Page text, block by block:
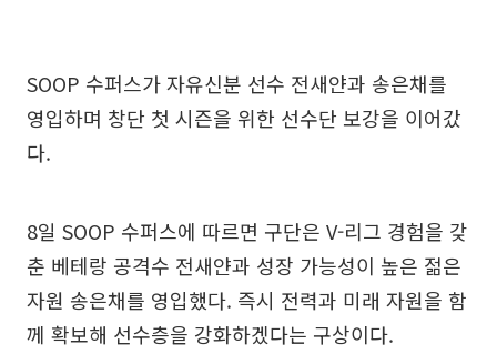
SOOP 수퍼스가 자유신분 선수 전새얀과 송은채를
영입하며 창단 첫 시즌을 위한 선수단 보강을 이어갔
다.
8일 SOOP 수퍼스에 따르면 구단은 V-리그 경험을 갖
춘 베테랑 공격수 전새얀과 성장 가능성이 높은 젊은
자원 송은채를 영입했다. 즉시 전력과 미래 자원을 함
께 확보해 선수층을 강화하겠다는 구상이다.